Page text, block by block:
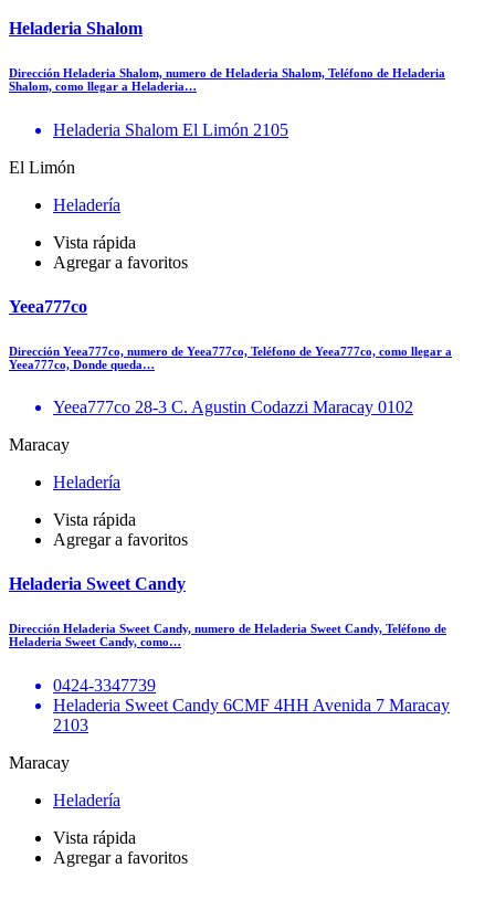
Heladeria Shalom
Dirección Heladeria Shalom, numero de Heladeria Shalom, Teléfono de Heladeria
Shalom, como llegar a Heladeria…
Heladeria Shalom El Limón 2105
El Limón
Heladería
Vista rápida
Agregar a favoritos
Yeea777co
Dirección Yeea777co, numero de Yeea777co, Teléfono de Yeea777co, como llegar a
Yeea777co, Donde queda…
Yeea777co 28-3 C. Agustin Codazzi Maracay 0102
Maracay
Heladería
Vista rápida
Agregar a favoritos
Heladeria Sweet Candy
Dirección Heladeria Sweet Candy, numero de Heladeria Sweet Candy, Teléfono de
Heladeria Sweet Candy, como…
0424-3347739
Heladeria Sweet Candy 6CMF 4HH Avenida 7 Maracay
2103
Maracay
Heladería
Vista rápida
Agregar a favoritos